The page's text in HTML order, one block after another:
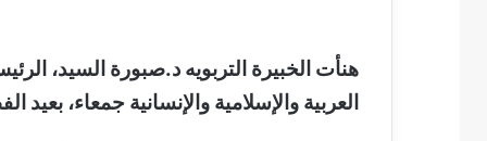
هنأت الخبيرة التربويه د.صبورة السيد،
العربية والإسلامية والإنسانية جمعاء، بعيد
الدين
….